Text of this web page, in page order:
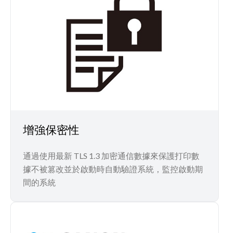
增強保密性
通過使用最新 TLS 1.3 加密通信數據來保護打印數
據不被篡改並於啟動時自動驗證系統，監控啟動期
間的系統